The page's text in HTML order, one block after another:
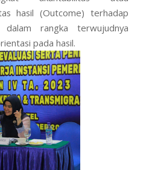
hasil (Outcome) terhadap
dalam rangka terwujudnya
pada hasil.